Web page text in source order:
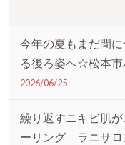
今年の夏もまだ間
る後ろ姿へ☆松本市
2026/06/25
繰り返すニキビ肌
ーリング ラニサロ